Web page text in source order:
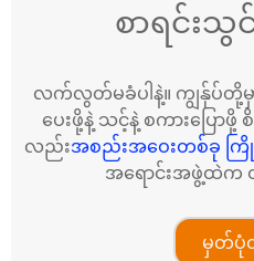
စာရင်းသွ
လက်လွတ်မခံပါနဲ့။ ကျွန်ုပ်တို့
ပေးဖို့နဲ့ သင့်နဲ့ စကားပြော
လည်းအစည်းအဝေးတစ်ခု ကြို
အရောင်းအဖွဲ့ထဲ
မှတ်ပုံ